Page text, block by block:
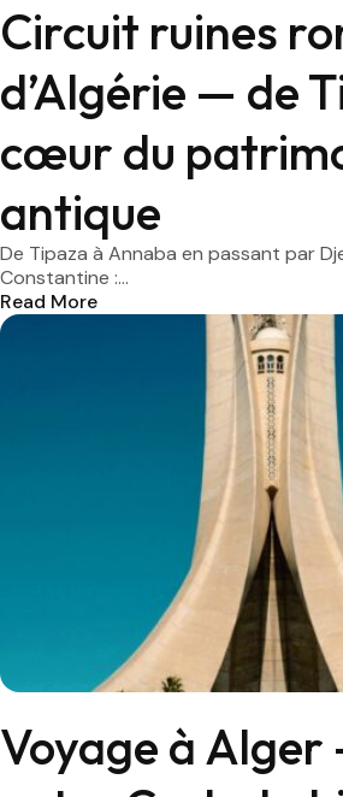
Circuit ruines
d’Algérie — de
cœur du
antique
De Tipaza à Annaba en passant par
Constantine :...
Read More
Voyage à